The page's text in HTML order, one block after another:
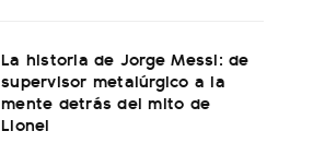
La historia de Jorge Messi: de
supervisor metalúrgico a la
mente detrás del mito de
Lionel